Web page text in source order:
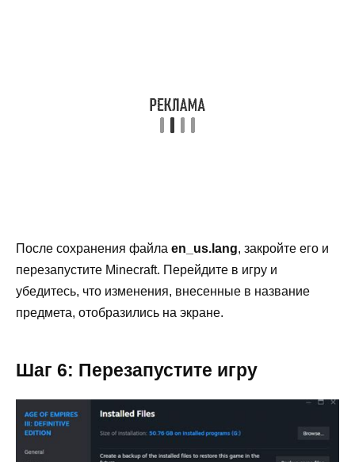
После сохранения файла en_us.lang, закройте его и
перезапустите Minecraft. Перейдите в игру и
убедитесь, что изменения, внесенные в название
предмета, отобразились на экране.
Шаг 6: Перезапустите игру